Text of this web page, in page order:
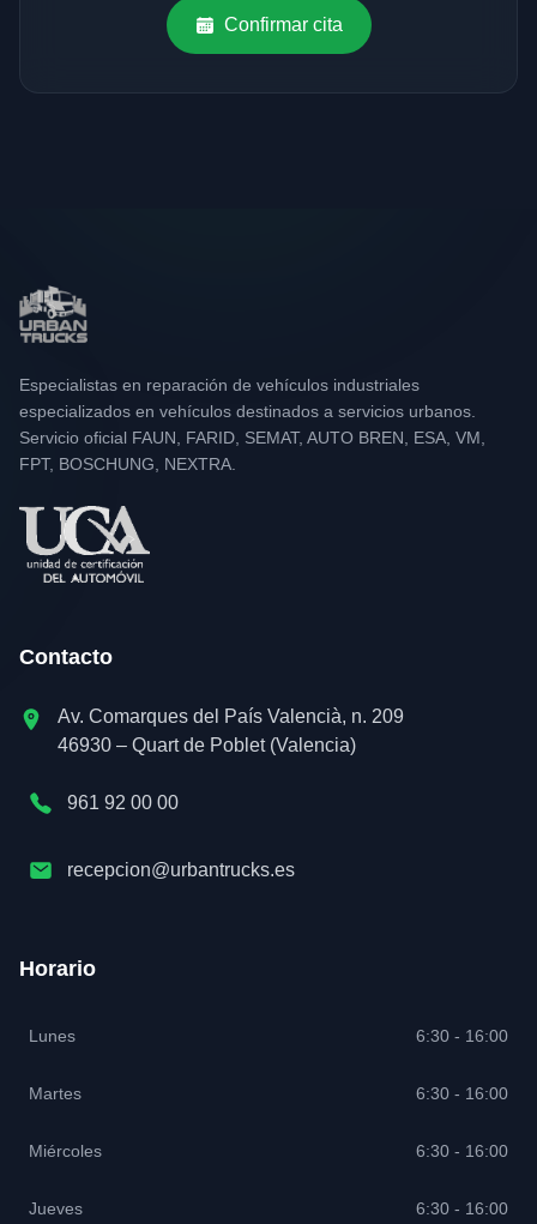
Confirmar cita
Especialistas en reparación de vehículos industriales
especializados en vehículos destinados a servicios urbanos.
Servicio oficial FAUN, FARID, SEMAT, AUTO BREN, ESA, VM,
FPT, BOSCHUNG, NEXTRA.
Contacto
Av. Comarques del País Valencià, n. 209
46930 – Quart de Poblet (Valencia)
961 92 00 00
recepcion@urbantrucks.es
Horario
Lunes 6:30 - 16:00
Martes 6:30 - 16:00
Miércoles 6:30 - 16:00
Jueves 6:30 - 16:00